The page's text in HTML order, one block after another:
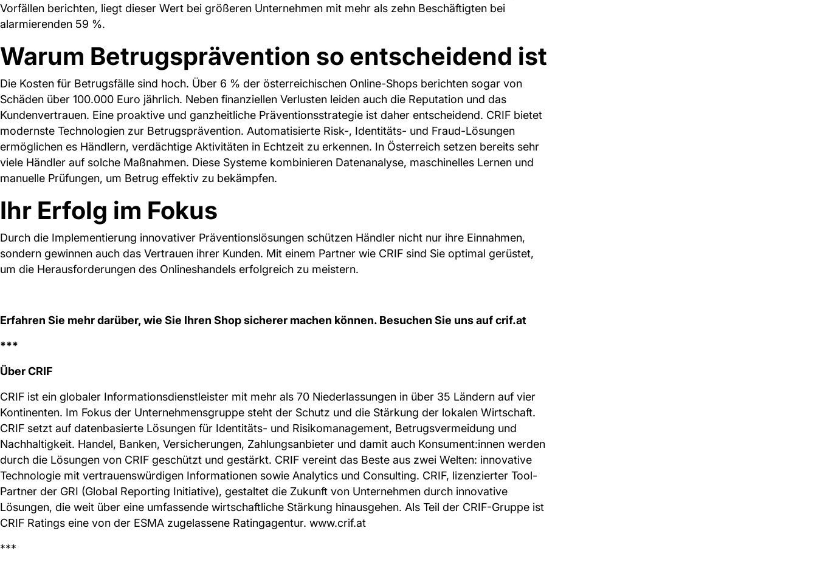
Vorfällen berichten, liegt dieser Wert bei größeren Unternehmen mit mehr als zehn Beschäftigten bei
alarmierenden 59 %.
Warum Betrugsprävention so entscheidend ist
Die Kosten für Betrugsfälle sind hoch. Über 6 % der österreichischen Online-Shops berichten sogar von
Schäden über 100.000 Euro jährlich. Neben finanziellen Verlusten leiden auch die Reputation und das
Kundenvertrauen. Eine proaktive und ganzheitliche Präventionsstrategie ist daher entscheidend​. CRIF bietet
modernste Technologien zur Betrugsprävention. Automatisierte Risk-, Identitäts- und Fraud-Lösungen
ermöglichen es Händlern, verdächtige Aktivitäten in Echtzeit zu erkennen. In Österreich setzen bereits sehr
viele Händler auf solche Maßnahmen. Diese Systeme kombinieren Datenanalyse, maschinelles Lernen und
manuelle Prüfungen, um Betrug effektiv zu bekämpfen​.
Ihr Erfolg im Fokus
Durch die Implementierung innovativer Präventionslösungen schützen Händler nicht nur ihre Einnahmen,
sondern gewinnen auch das Vertrauen ihrer Kunden. Mit einem Partner wie CRIF sind Sie optimal gerüstet,
um die Herausforderungen des Onlineshandels erfolgreich zu meistern.
Erfahren Sie mehr darüber, wie Sie Ihren Shop sicherer machen können. Besuchen Sie uns auf crif.at
***
Über CRIF
CRIF ist ein globaler Informationsdienstleister mit mehr als 70 Niederlassungen in über 35 Ländern auf vier
Kontinenten. Im Fokus der Unternehmensgruppe steht der Schutz und die Stärkung der lokalen Wirtschaft.
CRIF setzt auf datenbasierte Lösungen für Identitäts- und Risikomanagement, Betrugsvermeidung und
Nachhaltigkeit. Handel, Banken, Versicherungen, Zahlungsanbieter und damit auch Konsument:innen werden
durch die Lösungen von CRIF geschützt und gestärkt. CRIF vereint das Beste aus zwei Welten: innovative
Technologie mit vertrauenswürdigen Informationen sowie Analytics und Consulting. CRIF, lizenzierter Tool-
Partner der GRI (Global Reporting Initiative), gestaltet die Zukunft von Unternehmen durch innovative
Lösungen, die weit über eine umfassende wirtschaftliche Stärkung hinausgehen. Als Teil der CRIF-Gruppe ist
CRIF Ratings eine von der ESMA zugelassene Ratingagentur. www.crif.at
***